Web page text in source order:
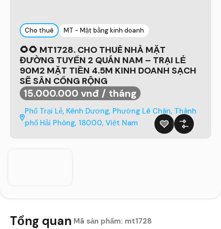
Cho thuê MT - Mặt bằng kinh doanh
🌻🌻 MT1728. CHO THUÊ NHÀ MẶT
ĐƯỜNG TUYẾN 2 QUÁN NAM – TRẠI LẺ
90M2 MẶT TIỀN 4.5M KINH DOANH SẠCH
SẼ SÂN CỔNG RỘNG
15.000.000 vnđ / tháng
Phố Trại Lẻ, Kênh Dương, Phường Lê Chân, Thành
phố Hải Phòng, 18000, Việt Nam
Tổng quan Mã sản phẩm: mt1728